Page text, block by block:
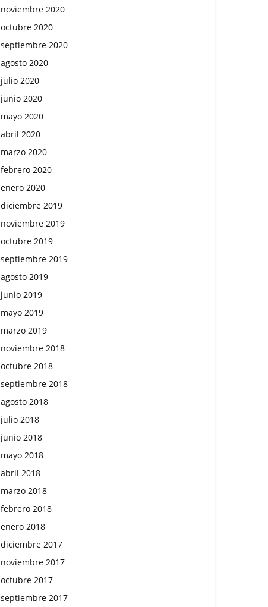
noviembre 2020
octubre 2020
septiembre 2020
agosto 2020
julio 2020
junio 2020
mayo 2020
abril 2020
marzo 2020
febrero 2020
enero 2020
diciembre 2019
noviembre 2019
octubre 2019
septiembre 2019
agosto 2019
junio 2019
mayo 2019
marzo 2019
noviembre 2018
octubre 2018
septiembre 2018
agosto 2018
julio 2018
junio 2018
mayo 2018
abril 2018
marzo 2018
febrero 2018
enero 2018
diciembre 2017
noviembre 2017
octubre 2017
septiembre 2017